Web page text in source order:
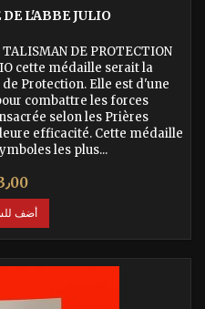
L'ABBE JULIO
DE PROTECTION
cette médaille serait la
Protection. Elle est d'une
combattre les forces
selon les Prières
efficacité. Cette médaille
les plus...
€ 43٫00
أضف